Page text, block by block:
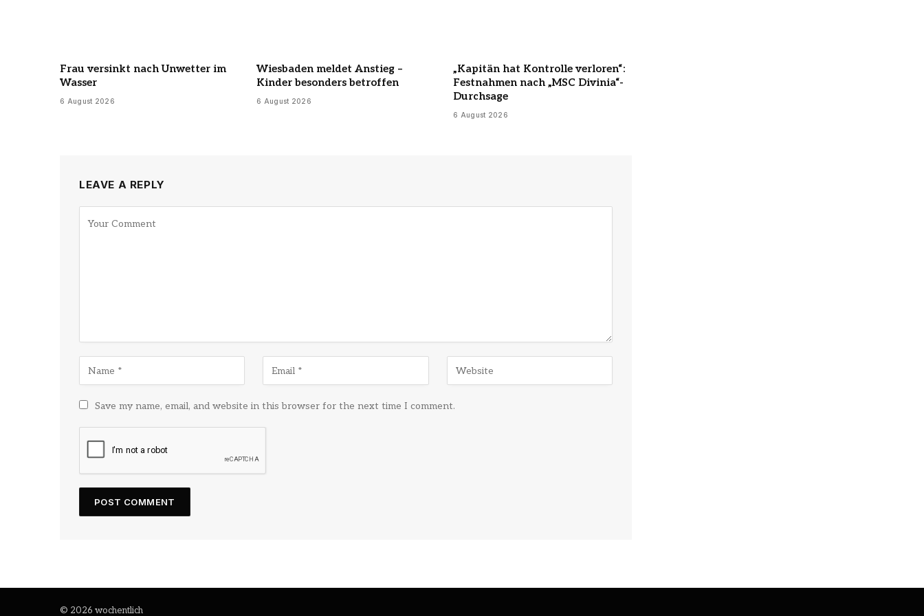
Frau versinkt nach Unwetter im
Wasser
6 August 2026
Wiesbaden meldet Anstieg –
Kinder besonders betroffen
6 August 2026
„Kapitän hat Kontrolle verloren“:
Festnahmen nach „MSC Divinia“-
Durchsage
6 August 2026
LEAVE A REPLY
Save my name, email, and website in this browser for the next time I comment.
© 2026 wochentlich